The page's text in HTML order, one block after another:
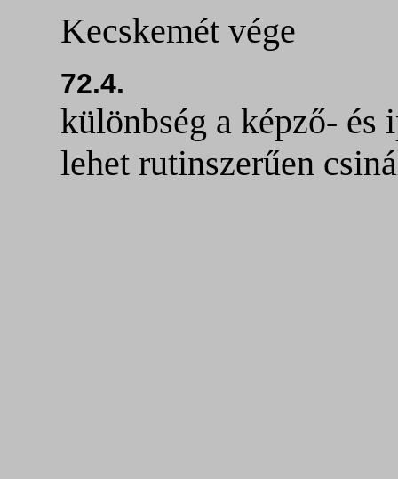
Kecskemét vége
72.4.
különbség a képző- és
lehet rutinszerűen